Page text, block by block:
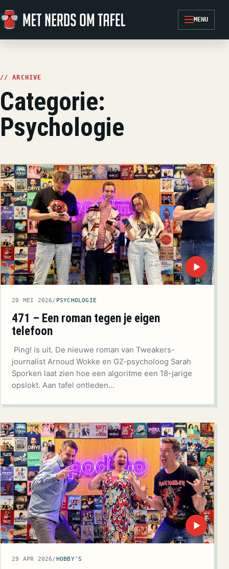
Ga naar de inhoud
MENU
// ARCHIVE
Categorie:
Psychologie
▶
20 MEI 2026/ PSYCHOLOGIE
471 – Een roman tegen je eigen
telefoon
Ping! is uit. De nieuwe roman van Tweakers-
journalist Arnoud Wokke en GZ-psycholoog Sarah
Sporken laat zien hoe een algoritme een 18-jarige
opslokt. Aan tafel ontleden…
▶
29 APR 2026/ HOBBY'S